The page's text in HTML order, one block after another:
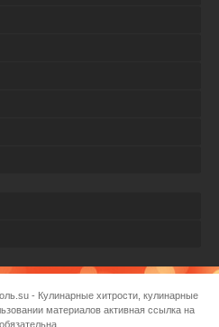
- Кулинарные хитрости, кулинарные
материалов активная ссылка на